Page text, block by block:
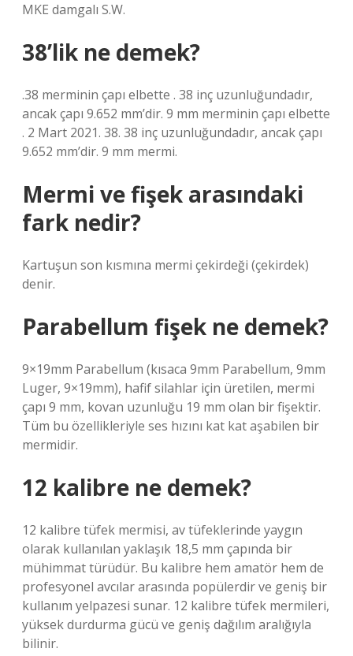
MKE damgalı S.W.
38’lik ne demek?
.38 merminin çapı elbette . 38 inç uzunluğundadır,
ancak çapı 9.652 mm’dir. 9 mm merminin çapı elbette
. 2 Mart 2021. 38. 38 inç uzunluğundadır, ancak çapı
9.652 mm’dir. 9 mm mermi.
Mermi ve fişek arasındaki
fark nedir?
Kartuşun son kısmına mermi çekirdeği (çekirdek)
denir.
Parabellum fişek ne demek?
9×19mm Parabellum (kısaca 9mm Parabellum, 9mm
Luger, 9×19mm), hafif silahlar için üretilen, mermi
çapı 9 mm, kovan uzunluğu 19 mm olan bir fişektir.
Tüm bu özellikleriyle ses hızını kat kat aşabilen bir
mermidir.
12 kalibre ne demek?
12 kalibre tüfek mermisi, av tüfeklerinde yaygın
olarak kullanılan yaklaşık 18,5 mm çapında bir
mühimmat türüdür. Bu kalibre hem amatör hem de
profesyonel avcılar arasında popülerdir ve geniş bir
kullanım yelpazesi sunar. 12 kalibre tüfek mermileri,
yüksek durdurma gücü ve geniş dağılım aralığıyla
bilinir.